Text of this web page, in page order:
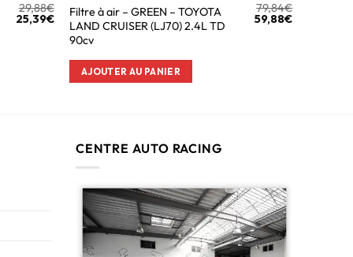
29,88€
25,39€
Filtre à air – GREEN – TOYOTA
LAND CRUISER (LJ70) 2.4L TD
90cv
79,84€
59,88€
AJOUTER AU PANIER
CENTRE AUTO RACING